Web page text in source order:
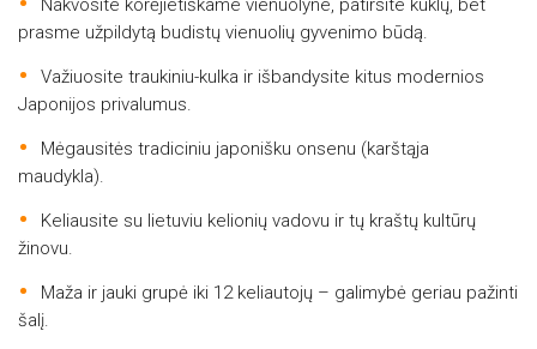
Nakvosite korėjietiškame vienuolyne, patirsite kuklų, bet
prasme užpildytą budistų vienuolių gyvenimo būdą.
Važiuosite traukiniu-kulka ir išbandysite kitus modernios
Japonijos privalumus.
Mėgausitės tradiciniu japonišku onsenu (karštąja
maudykla).
Keliausite su lietuviu kelionių vadovu ir tų kraštų kultūrų
žinovu.
Maža ir jauki grupė iki 12 keliautojų – galimybė geriau pažinti
šalį.